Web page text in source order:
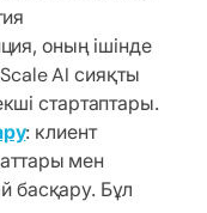
оның ішінде
AI сияқты
стартаптары.
: клиент
мен
басқару. Бұл